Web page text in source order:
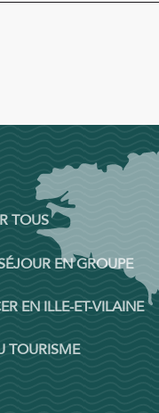
TOUS
EN GROUPE
EN ILLE-ET-VILAINE
TOURISME